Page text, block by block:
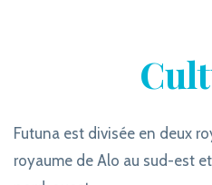
Futuna est divisée en deux
royaume de Alo au sud-est